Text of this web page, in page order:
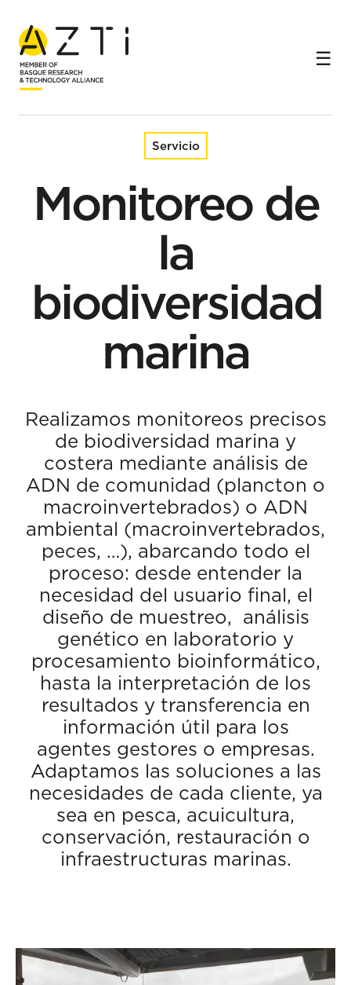
Inicio Servicios Monitoreo de la biodiversidad marina
Servicio
Monitoreo de
la
biodiversidad
marina
Realizamos monitoreos precisos
de biodiversidad marina y
costera mediante análisis de
ADN de comunidad (plancton o
macroinvertebrados) o ADN
ambiental (macroinvertebrados,
peces, …), abarcando todo el
proceso: desde entender la
necesidad del usuario final, el
diseño de muestreo, análisis
genético en laboratorio y
procesamiento bioinformático,
hasta la interpretación de los
resultados y transferencia en
información útil para los
agentes gestores o empresas.
Adaptamos las soluciones a las
necesidades de cada cliente, ya
sea en pesca, acuicultura,
conservación, restauración o
infraestructuras marinas.